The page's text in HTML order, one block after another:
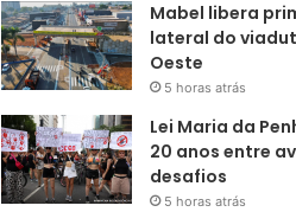
Mabel libera
lateral do
Oeste
5 horas atrás
Lei Maria da
20 anos entre
desafios
5 horas atrás